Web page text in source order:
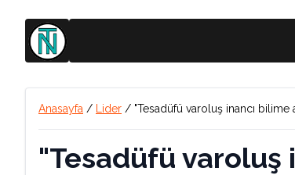
Anasayfa / Lider / "Tesadüfü varoluş inancı bilime
"Tesadüfü varoluş